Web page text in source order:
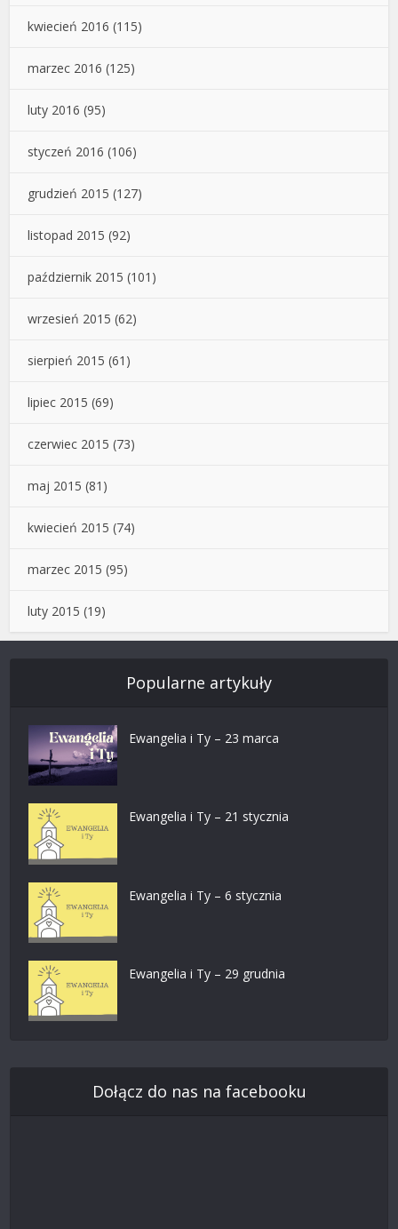
kwiecień 2016 (115)
marzec 2016 (125)
luty 2016 (95)
styczeń 2016 (106)
grudzień 2015 (127)
listopad 2015 (92)
październik 2015 (101)
wrzesień 2015 (62)
sierpień 2015 (61)
lipiec 2015 (69)
czerwiec 2015 (73)
maj 2015 (81)
kwiecień 2015 (74)
marzec 2015 (95)
luty 2015 (19)
Popularne artykuły
Ewangelia i Ty – 23 marca
Ewangelia i Ty – 21 stycznia
Ewangelia i Ty – 6 stycznia
Ewangelia i Ty – 29 grudnia
Dołącz do nas na facebooku